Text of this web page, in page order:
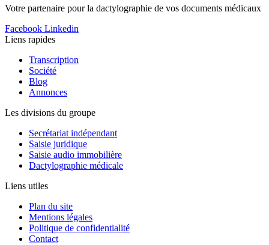
Votre partenaire pour la dactylographie de vos documents médicaux
Facebook Linkedin
Liens rapides
Transcription
Société
Blog
Annonces
Les divisions du groupe
Secrétariat indépendant
Saisie juridique
Saisie audio immobilière
Dactylographie médicale
Liens utiles
Plan du site
Mentions légales
Politique de confidentialité
Contact